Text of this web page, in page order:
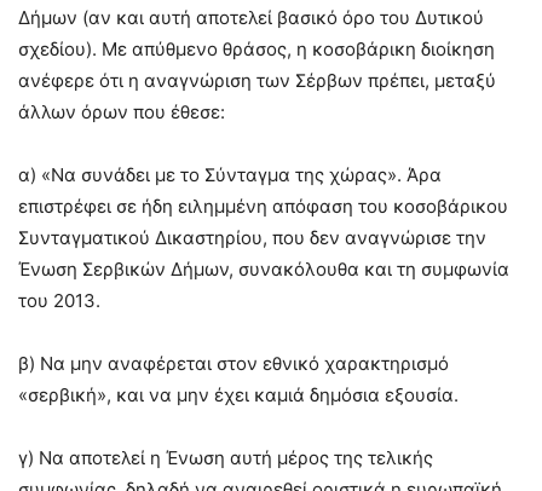
Δήμων (αν και αυτή αποτελεί βασικό όρο του Δυτικού
σχεδίου). Με απύθμενο θράσος, η κοσοβάρικη διοίκηση
ανέφερε ότι η αναγνώριση των Σέρβων πρέπει, μεταξύ
άλλων όρων που έθεσε:
α) «Να συνάδει με το Σύνταγμα της χώρας». Άρα
επιστρέφει σε ήδη ειλημμένη απόφαση του κοσοβάρικου
Συνταγματικού Δικαστηρίου, που δεν αναγνώρισε την
Ένωση Σερβικών Δήμων, συνακόλουθα και τη συμφωνία
του 2013.
β) Να μην αναφέρεται στον εθνικό χαρακτηρισμό
«σερβική», και να μην έχει καμιά δημόσια εξουσία.
γ) Να αποτελεί η Ένωση αυτή μέρος της τελικής